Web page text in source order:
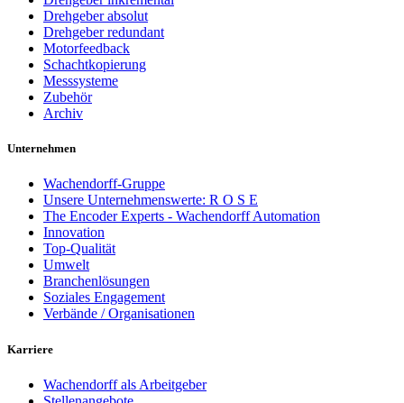
Drehgeber absolut
Drehgeber redundant
Motorfeedback
Schachtkopierung
Messsysteme
Zubehör
Archiv
Unternehmen
Wachendorff-Gruppe
Unsere Unternehmenswerte: R O S E
The Encoder Experts - Wachendorff Automation
Innovation
Top-Qualität
Umwelt
Branchenlösungen
Soziales Engagement
Verbände / Organisationen
Karriere
Wachendorff als Arbeitgeber